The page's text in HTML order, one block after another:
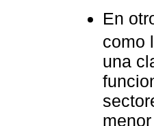
En
como
una